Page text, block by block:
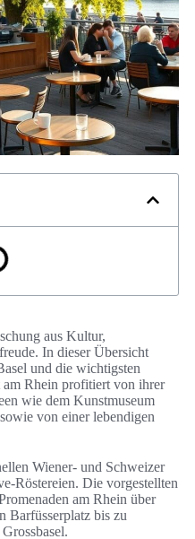
aus Kultur,
In dieser Übersicht
und die wichtigsten
Rhein profitiert von ihrer
wie dem Kunstmuseum
von einer lebendigen
Wiener- und Schweizer
Röstereien. Die vorgestellten
am Rhein über
Barfüsserplatz bis zu